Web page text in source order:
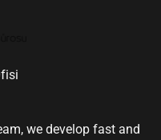
we develop fast and